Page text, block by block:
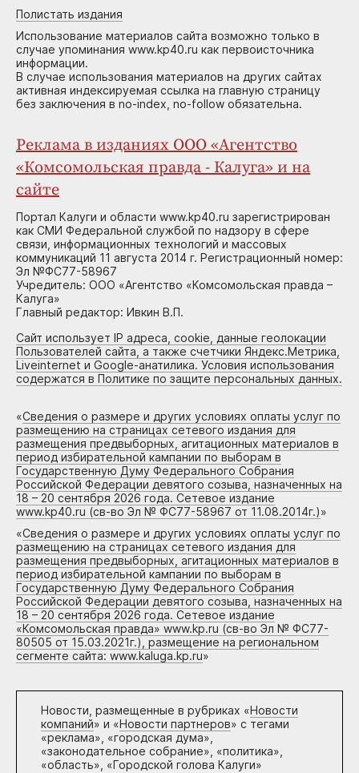
Полистать издания
Использование материалов сайта возможно только в
случае упоминания www.kp40.ru как первоисточника
информации.
В случае использования материалов на других сайтах
активная индексируемая ссылка на главную страницу
без заключения в no-index, no-follow обязательна.
Реклама в изданиях ООО «Агентство
«Комсомольская правда - Калуга» и на
сайте
Портал Калуги и области www.kp40.ru зарегистрирован
как СМИ Федеральной службой по надзору в сфере
связи, информационных технологий и массовых
коммуникаций 11 августа 2014 г. Регистрационный номер:
Эл №ФС77-58967
Учредитель: ООО «Агентство «Комсомольская правда –
Калуга»
Главный редактор: Ивкин В.П.
Сайт использует IP адреса, cookie, данные геолокации
Пользователей сайта, а также счетчики Яндекс.Метрика,
Liveinternet и Google-анатилика. Условия использования
содержатся в Политике по защите персональных данных.
«Сведения о размере и других условиях оплаты услуг по
размещению на страницах сетевого издания для
размещения предвыборных, агитационных материалов в
период избирательной кампании по выборам в
Государственную Думу Федерального Собрания
Российской Федерации девятого созыва, назначенных на
18 – 20 сентября 2026 года. Сетевое издание
www.kp40.ru (св-во Эл № ФС77-58967 от 11.08.2014г.)»
«Сведения о размере и других условиях оплаты услуг по
размещению на страницах сетевого издания для
размещения предвыборных, агитационных материалов в
период избирательной кампании по выборам в
Государственную Думу Федерального Собрания
Российской Федерации девятого созыва, назначенных на
18 – 20 сентября 2026 года. Сетевое издание
«Комсомольская правда» www.kp.ru (св-во Эл № ФС77-
80505 от 15.03.2021г.), размещение на региональном
сегменте сайта: www.kaluga.kp.ru»
Новости, размещенные в рубриках «Новости
компаний» и «Новости партнеров» с тегами
«реклама», «городская дума»,
«законодательное собрание», «политика»,
«область», «Городской голова Калуги»